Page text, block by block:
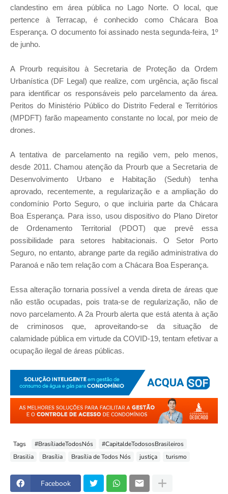
clandestino em área pública no Lago Norte. O local, que
pertence à Terracap, é conhecido como Chácara Boa
Esperança. O documento foi assinado nesta segunda-feira, 1º
de junho.
A Prourb requisitou à Secretaria de Proteção da Ordem
Urbanística (DF Legal) que realize, com urgência, ação fiscal
para identificar os responsáveis pelo parcelamento da área.
Peritos do Ministério Público do Distrito Federal e Territórios
(MPDFT) farão mapeamento constante no local, por meio de
drones.
A tentativa de parcelamento na região vem, pelo menos,
desde 2011. Chamou atenção da Prourb que a Secretaria de
Desenvolvimento Urbano e Habitação (Seduh) tenha
aprovado, recentemente, a regularização e a ampliação do
condomínio Porto Seguro, o que incluiria parte da Chácara
Boa Esperança. Para isso, usou dispositivo do Plano Diretor
de Ordenamento Territorial (PDOT) que prevê essa
possibilidade para setores habitacionais. O Setor Porto
Seguro, no entanto, abrange parte da região administrativa do
Paranoá e não tem relação com a Chácara Boa Esperança.
Essa alteração tornaria possível a venda direta de áreas que
não estão ocupadas, pois trata-se de regularização, não de
novo parcelamento. A 2a Prourb alerta que está atenta à ação
de criminosos que, aproveitando-se da situação de
calamidade pública em virtude da COVID-19, tentam efetivar a
ocupação ilegal de áreas públicas.
Tags #BrasíliadeTodosNós
#CapitaldeTodososBrasileiros
Brasilia
Brasília Brasília de Todos Nós justiça turismo
Facebook